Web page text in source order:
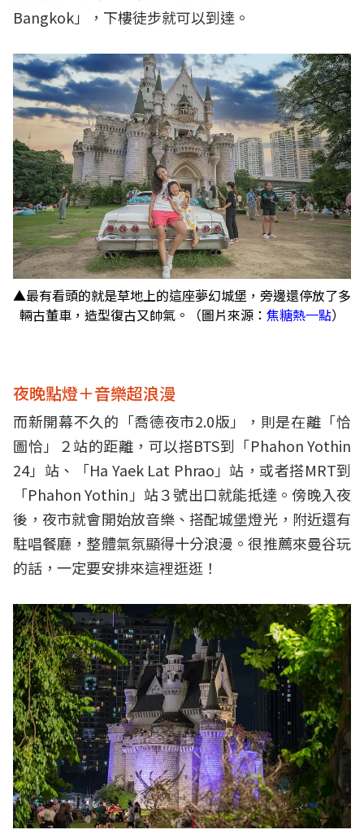
Bangkok」，下樓徒步就可以到達。
▲最有看頭的就是草地上的這座夢幻城堡，旁邊還停放了多
輛古董車，造型復古又帥氣。（圖片來源： 焦糖熱一點）
夜晚點燈＋音樂超浪漫
而新開幕不久的「喬德夜市2.0版」，則是在離「恰
圖恰」２站的距離，可以搭BTS到「Phahon Yothin
24」站、「Ha Yaek Lat Phrao」站，或者搭MRT到
「Phahon Yothin」站３號出口就能抵達。傍晚入夜
後，夜市就會開始放音樂、搭配城堡燈光，附近還有
駐唱餐廳，整體氣氛顯得十分浪漫。很推薦來曼谷玩
的話，一定要安排來這裡逛逛！